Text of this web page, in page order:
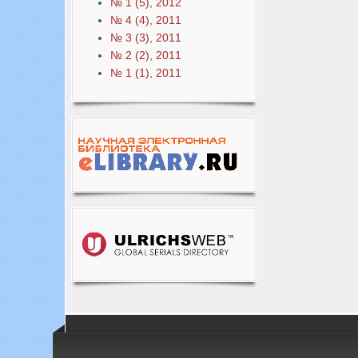
№ 4 (4), 2011
№ 3 (3), 2011
№ 2 (2), 2011
№ 1 (1), 2011